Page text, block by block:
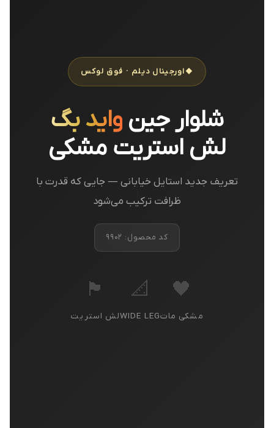
اورجینال دیلم · فوق لوکس
شلوار جین واید بگ
لش استریت مشکی
تعریف جدید استایل خیابانی — جایی که قدرت با
ظرافت ترکیب می‌شود
کد محصول: ۹۹۰۲
🖤
مشکی مات
📐
WIDE LEG
🏴
لش استریت